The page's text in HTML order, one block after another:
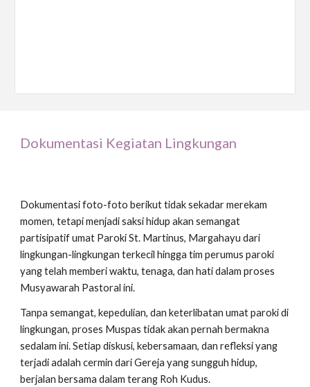
Dokumentasi Kegiatan Lingkungan
Dokumentasi foto-foto berikut tidak sekadar merekam
momen, tetapi menjadi saksi hidup akan semangat
partisipatif umat Paroki St. Martinus, Margahayu dari
lingkungan-lingkungan terkecil hingga tim perumus paroki
yang telah memberi waktu, tenaga, dan hati dalam proses
Musyawarah Pastoral ini.
Tanpa semangat, kepedulian, dan keterlibatan umat paroki di
lingkungan, proses Muspas tidak akan pernah bermakna
sedalam ini. Setiap diskusi, kebersamaan, dan refleksi yang
terjadi adalah cermin dari Gereja yang sungguh hidup,
berjalan bersama dalam terang Roh Kudus.